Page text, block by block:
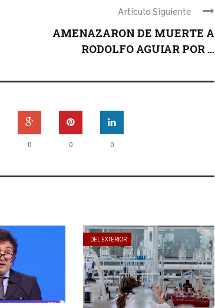
Articulo Siguiente
AMENAZARON DE MUERTE A
RODOLFO AGUIAR POR ...
0 0 0
DEL EXTERIOR